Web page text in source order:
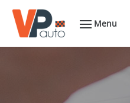
Menu